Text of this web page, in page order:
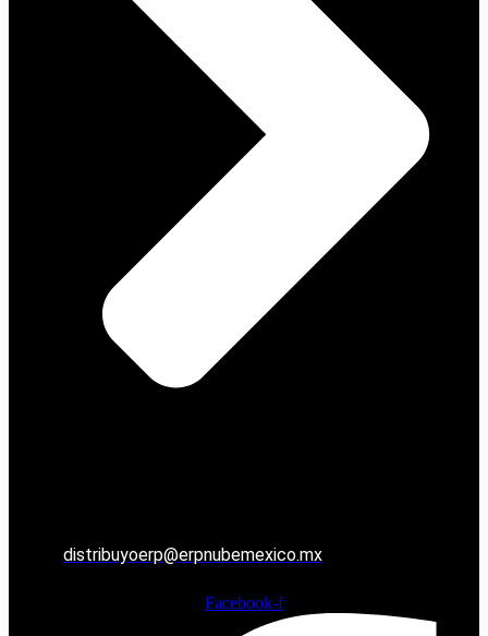
distribuyoerp@erpnubemexico.mx
Facebook-f